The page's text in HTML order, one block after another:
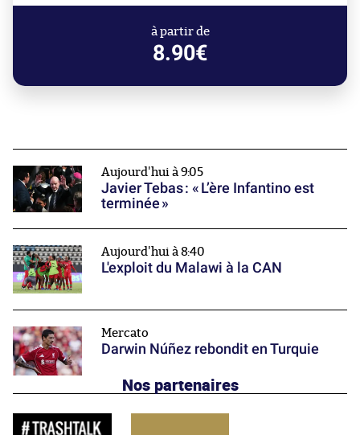
à partir de
8.90€
Aujourd'hui à 9:05
Javier Tebas : « L’ère Infantino est
terminée »
Aujourd'hui à 8:40
L'exploit du Malawi à la CAN
Mercato
Darwin Núñez rebondit en Turquie
Nos partenaires